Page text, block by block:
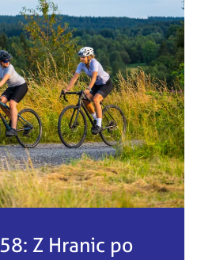
Z Hranic po